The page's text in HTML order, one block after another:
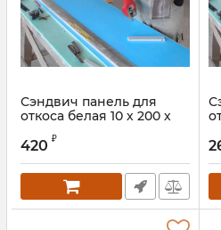
Сэндвич панель для
откоса белая 10 х 200 х
420 ₽